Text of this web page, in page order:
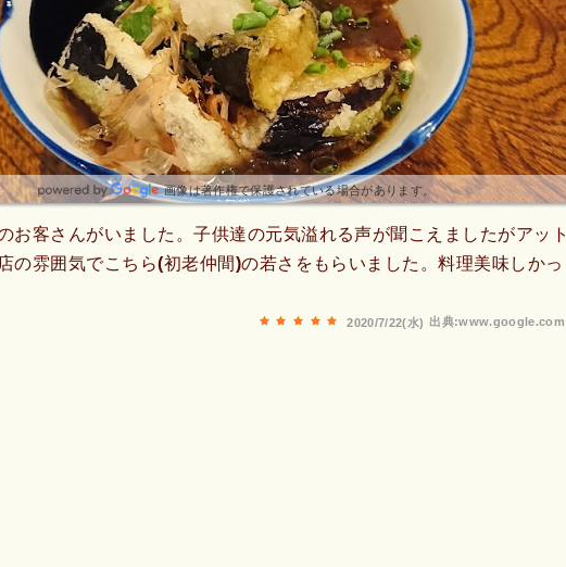
画像は著作権で保護されている場合があります。
お客さんがいました。子供達の元気溢れる声が聞こえましたがアット
の雰囲気でこちら(初老仲間)の若さをもらいました。料理美味しかっ
出典:www.google.com
2020/7/22(水)